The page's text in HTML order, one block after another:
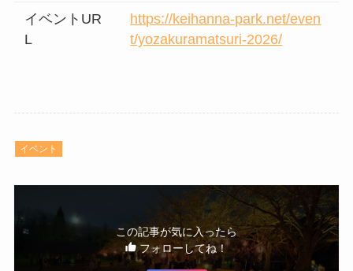
イベントUR
L
https://keihanna-park.net/even
t/yozakuramatsuri-2026/
イベント
この記事が気に入ったら
フォローしてね！